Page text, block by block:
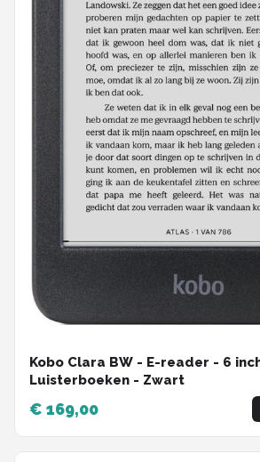
Kobo Clara BW - E-reader - 6
Luisterboeken - Zwart
€ 169,00